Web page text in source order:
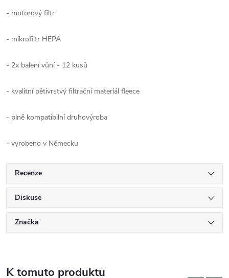
- motorový filtr
- mikrofiltr HEPA
- 2x balení vůní - 12 kusů
- kvalitní pětivrstvý filtrační materiál fleece
- plně kompatibilní druhovýroba
- vyrobeno v Německu
Recenze
Diskuse
Značka
K tomuto produktu